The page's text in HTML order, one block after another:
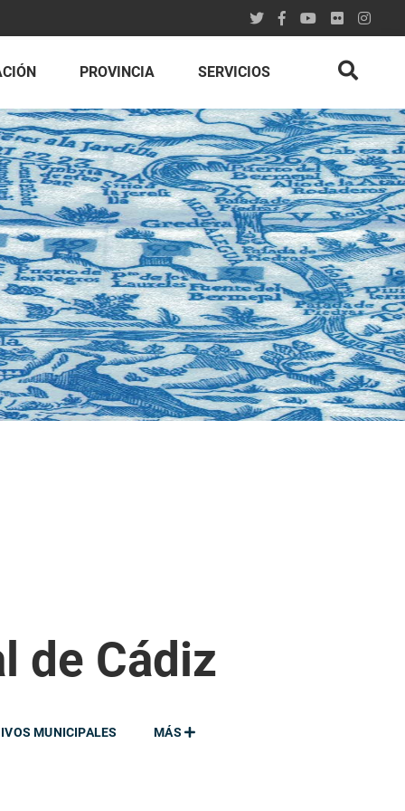
PROVINCIA SERVICIOS
de Cádiz
MÁS
MUNICIPALES